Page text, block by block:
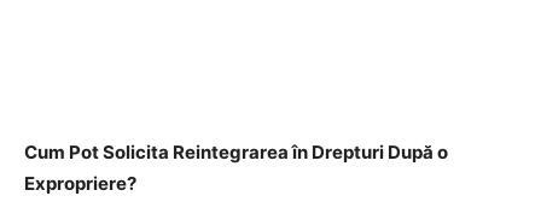
Cum Pot Solicita Reintegrarea în Drepturi După o
Expropriere?